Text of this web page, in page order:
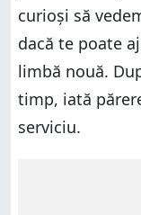
curioși să
dacă te poate
limbă nouă.
timp, iată
serviciu.